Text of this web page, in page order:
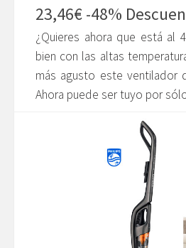
23,46€ -48%
¿Quieres ahora que está al
bien con las altas
más agusto este ventilador
Ahora puede ser tuyo por